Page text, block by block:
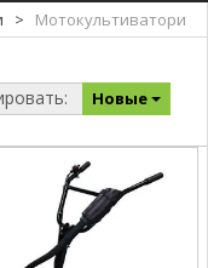
> Мотокультиватори
Новые